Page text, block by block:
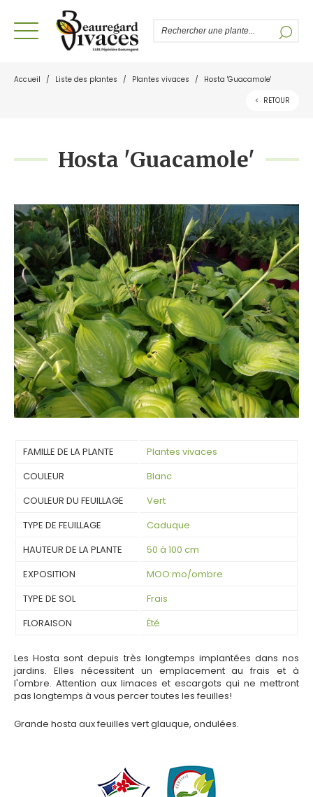
Accueil / Liste des plantes / Plantes vivaces /
Hosta 'Guacamole'
< RETOUR
Hosta 'Guacamole'
FAMILLE DE LA PLANTE
Plantes vivaces
COULEUR
Blanc
COULEUR DU FEUILLAGE
Vert
TYPE DE FEUILLAGE
Caduque
HAUTEUR DE LA PLANTE
50 à 100 cm
EXPOSITION
MOO:mo/ombre
TYPE DE SOL
Frais
FLORAISON
Été
Les Hosta sont depuis très longtemps implantées dans nos
jardins. Elles nécessitent un emplacement au frais et à
l'ombre. Attention aux limaces et escargots qui ne mettront
pas longtemps à vous percer toutes les feuilles!
Grande hosta aux feuilles vert glauque, ondulées.